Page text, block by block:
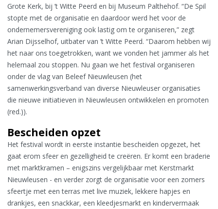
Grote Kerk, bij ’t Witte Peerd en bij Museum Palthehof. “De Spil
stopte met de organisatie en daardoor werd het voor de
ondernemersvereniging ook lastig om te organiseren,” zegt
Arian Dijsselhof, uitbater van ’t Witte Peerd. “Daarom hebben wij
het naar ons toegetrokken, want we vonden het jammer als het
helemaal zou stoppen. Nu gaan we het festival organiseren
onder de vlag van Beleef Nieuwleusen (het
samenwerkingsverband van diverse Nieuwleuser organisaties
die nieuwe initiatieven in Nieuwleusen ontwikkelen en promoten
(red.)).
Bescheiden opzet
Het festival wordt in eerste instantie bescheiden opgezet, het
gaat erom sfeer en gezelligheid te creëren. Er komt een braderie
met marktkramen – enigszins vergelijkbaar met Kerstmarkt
Nieuwleusen - en verder zorgt de organisatie voor een zomers
sfeertje met een terras met live muziek, lekkere hapjes en
drankjes, een snackkar, een kleedjesmarkt en kindervermaak